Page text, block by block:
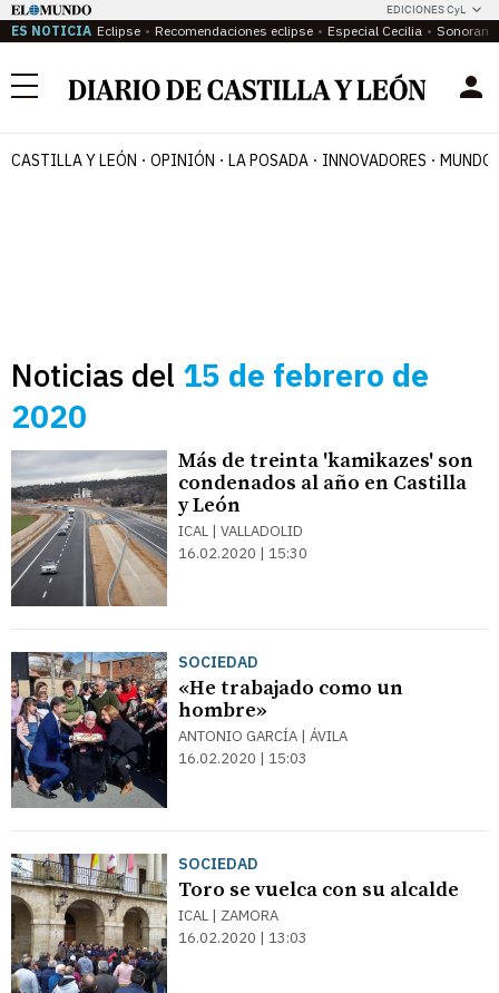
EDICIONES CyL
ES NOTICIA Eclipse Recomendaciones eclipse Especial Cecilia
Menú
CASTILLA Y LEÓN OPINIÓN LA POSADA INNOVADORES MUNDO
Noticias del 15 de febrero de
2020
Más de treinta 'kamikazes' son
condenados al año en Castilla
y León
ICAL | VALLADOLID
16.02.2020 | 15:30
SOCIEDAD
«He trabajado como un
hombre»
ANTONIO GARCÍA | ÁVILA
16.02.2020 | 15:03
SOCIEDAD
Toro se vuelca con su alcalde
ICAL | ZAMORA
16.02.2020 | 13:03